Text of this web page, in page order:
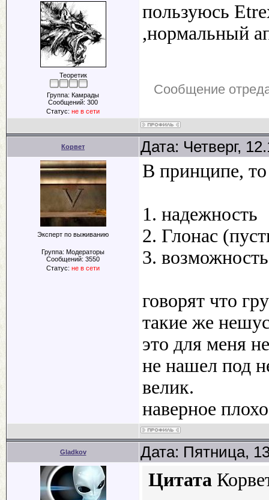
Теоретик
Группа: Камрады
Сообщений: 300
Статус: не в сети
пользуюсь
,нормальный
Сообщение
Корвет Дата: Четверг,
Эксперт по выживанию
Группа: Модераторы
Сообщений: 3550
Статус: не в сети
В принципе,
1. надежность
2. Глонас
3. возможность
говорят что
такие же
это для меня
не нашел под
велик.
наверное
Gladkov Дата: Пятница,
Цитата